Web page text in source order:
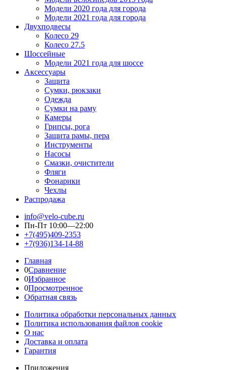
Модели 2020 года для города
Модели 2021 года для города
Двухподвесы
Колесо 29
Колесо 27.5
Шоссейные
Модели 2021 года для шоссе
Аксессуары
Защита
Сумки, рюкзаки
Одежда
Сумки на раму
Камеры
Грипсы, рога
Защита рамы, пера
Инструменты
Насосы
Смазки, очистители
Фляги
Фонарики
Чехлы
Распродажа
info@velo-cube.ru
Пн-Пт 10:00—22:00
+7(495)409-2353
+7(936)134-14-88
Главная
0Сравнение
0Избранное
0Просмотренное
Обратная связь
Политика обработки персональных данных
Политика использования файлов cookie
О нас
Доставка и оплата
Гарантия
Приложения